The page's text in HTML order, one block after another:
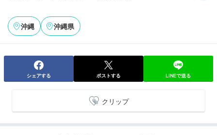
夕食付きプランはありませんが、事前に予約すれば南城
市内にある食事処への送迎サービスを利用OK。この
調理器具が揃っているので、お料理デート
沖縄 沖縄県
シェアする ポストする LINEで送る
クリップ